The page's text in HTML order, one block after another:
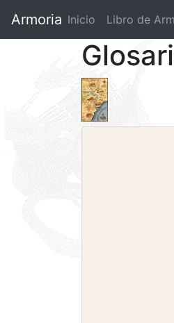
Armoria Inicio Libro de